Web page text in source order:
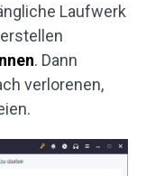
Laufwerk
. Dann
verlorenen,